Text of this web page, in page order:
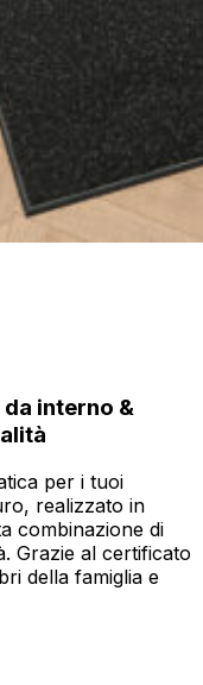
interno &
per i tuoi
realizzato in
combinazione di
Grazie al certificato
della famiglia e